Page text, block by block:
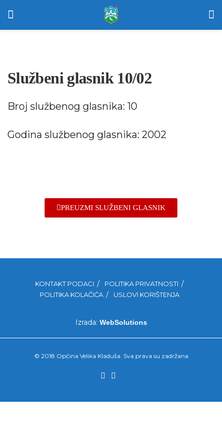
Službeni glasnik 10/02
Broj službenog glasnika: 10
Godina službenog glasnika: 2002
PREUZMI SLUŽBENI GLASNIK
KONTAKT PODACI
POLITIKA PRIVATNOSTI
POLITIKA KOLAČIĆA
USLOVI KORIŠTENJA
Izrada: WebSolutions
© 2018 Općina Velika Kladuša. Sva prava su zadržana